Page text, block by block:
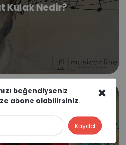
Kulak Nedir?
×
beğendiyseniz
abone olabilirsiniz.